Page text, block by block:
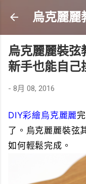
烏克麗麗
烏克麗麗裝弦
新手也能自己
- 8月 08, 2016
DIY彩繪烏克麗麗
了。烏克麗麗裝弦
如何輕鬆完成。